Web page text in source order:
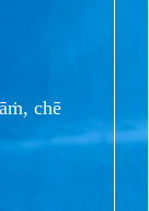
chē